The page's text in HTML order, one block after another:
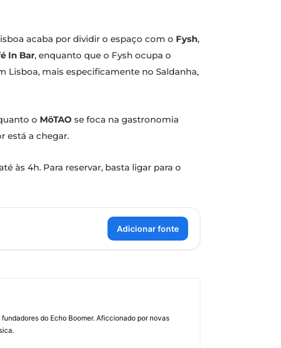
acaba por dividir o espaço com o Fysh,
In Bar, enquanto que o Fysh ocupa o
Lisboa, mais especificamente no Saldanha,
o MöTAO se foca na gastronomia
está a chegar.
às 4h. Para reservar, basta ligar para o
Adicionar fonte
do Echo Boomer. Aficcionado por novas